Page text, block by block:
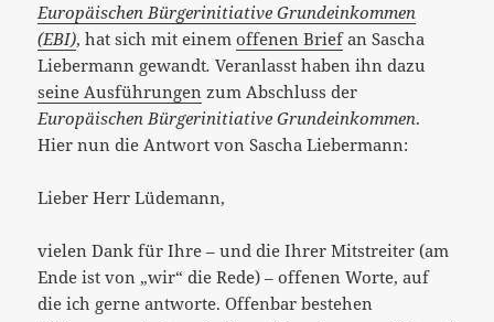
Europäischen Bürgerinitiative Grundeinkommen
(EBI), hat sich mit einemoffenen Briefan Sascha
Liebermann gewandt.Veranlasst haben ihn dazu
seine Ausführungen zum Abschluss der
Europäischen Bürgerinitiative Grundeinkommen.
Hier nun die Antwort von Sascha Liebermann:
Lieber Herr Lüdemann,
vielen Dank für Ihre – und die Ihrer Mitstreiter (am
Ende ist von „wir“ die Rede) – offenen Worte, auf
die ich gerne antworte. Offenbar bestehen